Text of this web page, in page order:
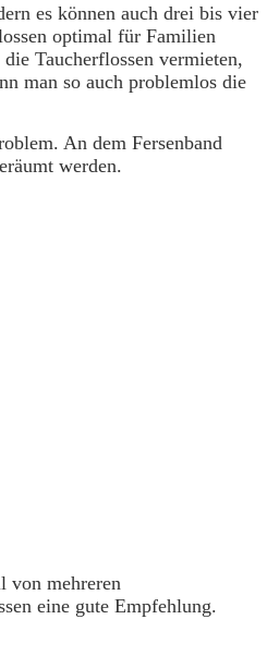
es können auch drei bis vier
optimal für Familien
Taucherflossen vermieten,
man so auch problemlos die
An dem Fersenband
werden.
von mehreren
eine gute Empfehlung.